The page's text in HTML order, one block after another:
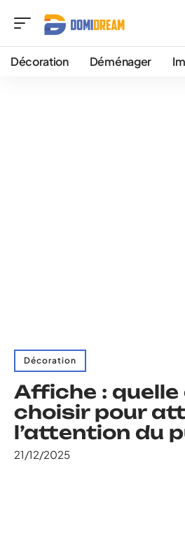
Décoration Déménager
Décoration
Affiche : quelle
choisir pour
l’attention du
21/12/2025